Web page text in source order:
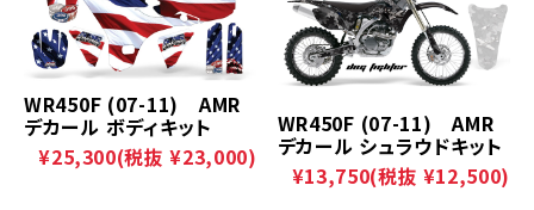
WR450F (07-11) AMR
デカール ボディキット
¥25,300(税抜 ¥23,000)
WR450F (07-11) AMR
デカール シュラウドキット
¥13,750(税抜 ¥12,500)